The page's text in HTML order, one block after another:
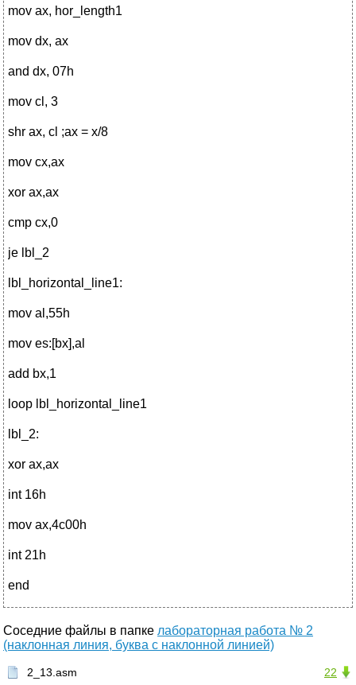
mov ax, hor_length1
mov dx, ax
and dx, 07h
mov cl, 3
shr ax, cl ;ax = x/8
mov cx,ax
xor ax,ax
cmp cx,0
je lbl_2
lbl_horizontal_line1:
mov al,55h
mov es:[bx],al
add bx,1
loop lbl_horizontal_line1
lbl_2:
xor ax,ax
int 16h
mov ax,4c00h
int 21h
end
Соседние файлы в папке лабораторная работа № 2
(наклонная линия, буква с наклонной линией)
22
2_13.asm